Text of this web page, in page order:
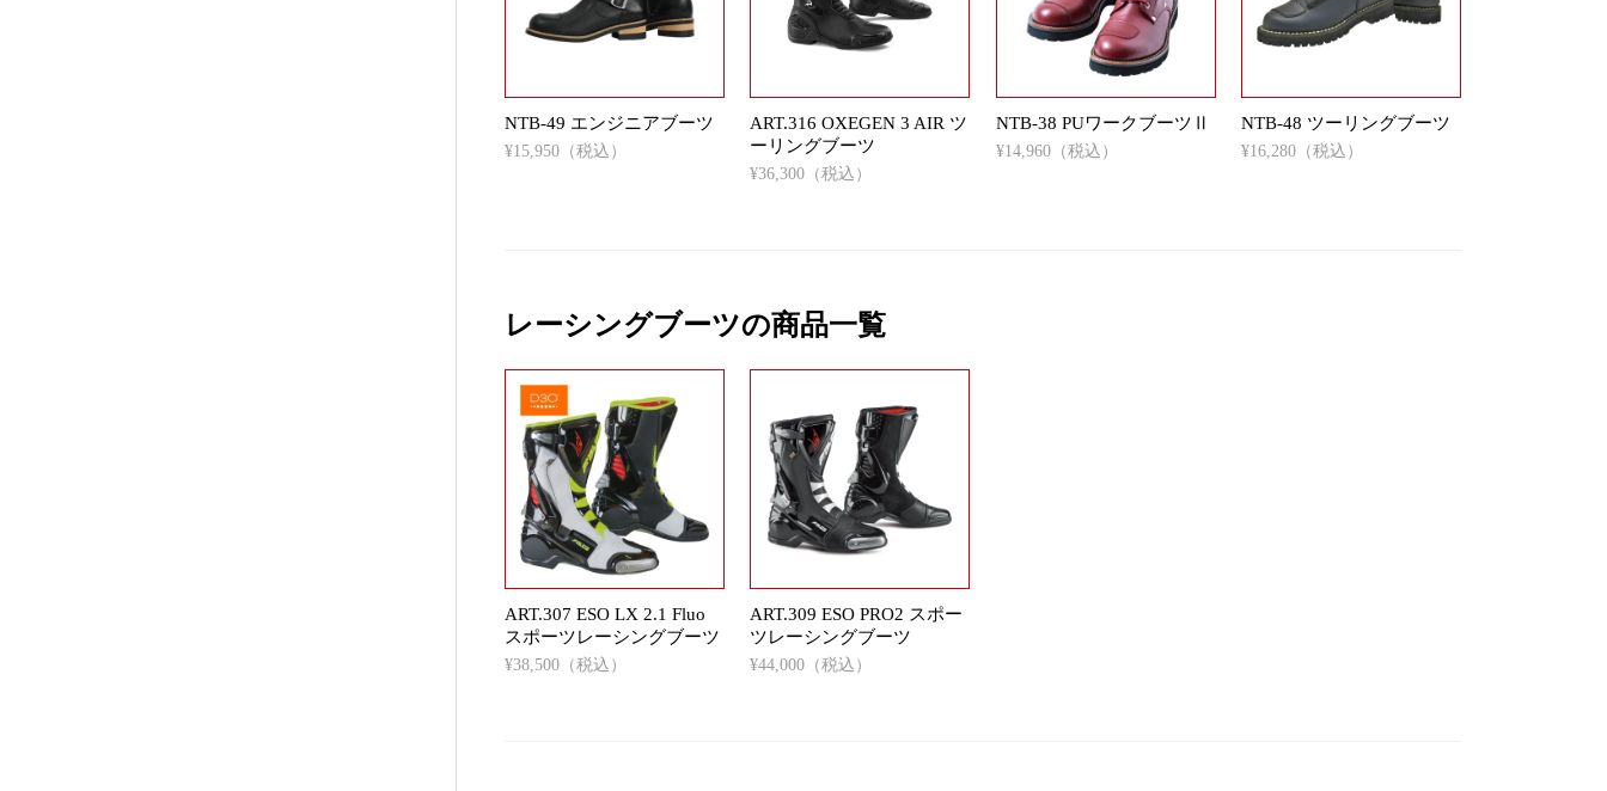
NTB-49 エンジニアブーツ
¥15,950（税込）
ART.316 OXEGEN 3 AIR ツ
ーリングブーツ
¥36,300（税込）
NTB-38 PUワークブーツⅡ
¥14,960（税込）
NTB-48 ツーリングブーツ
¥16,280（税込）
レーシングブーツの商品一覧
ART.307 ESO LX 2.1 Fluo
スポーツレーシングブーツ
¥38,500（税込）
ART.309 ESO PRO2 スポー
ツレーシングブーツ
¥44,000（税込）